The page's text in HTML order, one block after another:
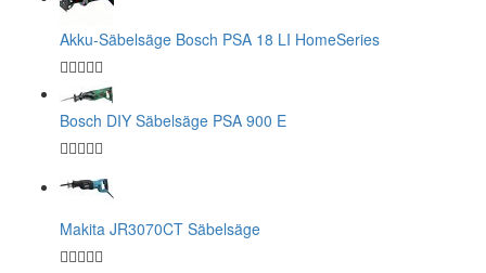
Akku-Säbelsäge Bosch PSA 18 LI HomeSeries
Bosch DIY Säbelsäge PSA 900 E
Makita JR3070CT Säbelsäge